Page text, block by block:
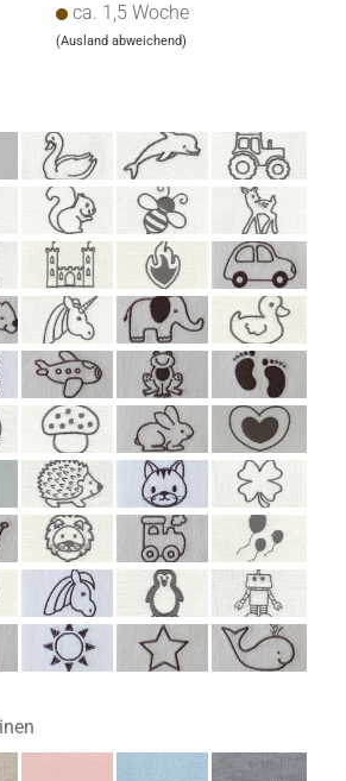
ca. 1,5 Woche
(Ausland abweichend)